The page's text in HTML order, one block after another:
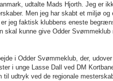
udtalte Mads Hjorth. Jeg er
Men jeg har skabt et miljø og
jeg faktisk klubbens eneste
kunne give Odder Svømmeklub
i Odder Svømmeklub, der,
i unge Lasse Dall ved DM
udtryk ved de regionale